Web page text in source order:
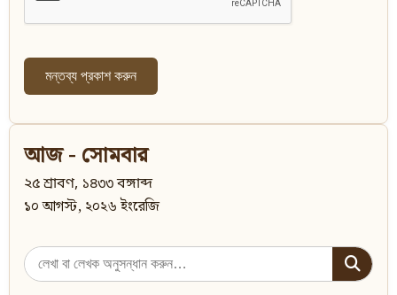
আজ - সোমবার
২৫ শ্রাবণ, ১৪৩৩ বঙ্গাব্দ
১০ আগস্ট, ২০২৬ ইংরেজি
Search
for: